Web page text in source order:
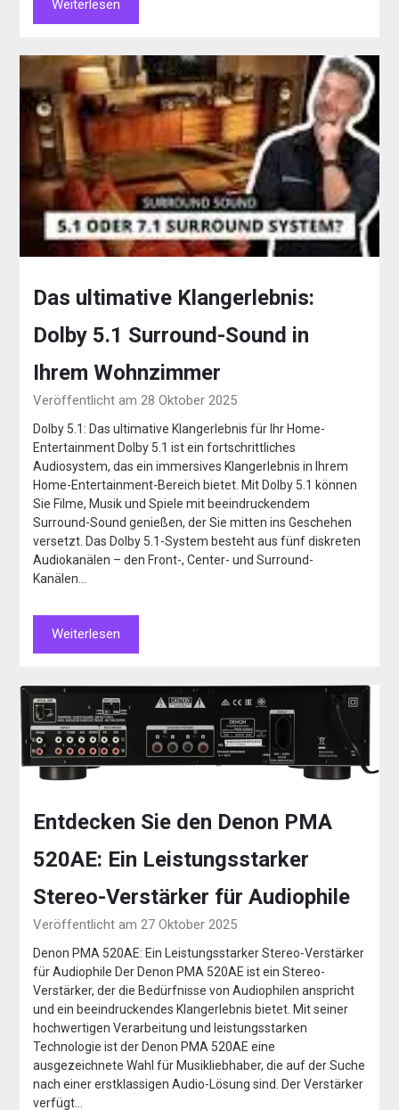
Weiterlesen
Das ultimative Klangerlebnis:
Dolby 5.1 Surround-Sound in
Ihrem Wohnzimmer
Veröffentlicht am 28 Oktober 2025
Dolby 5.1: Das ultimative Klangerlebnis für Ihr Home-
Entertainment Dolby 5.1 ist ein fortschrittliches
Audiosystem, das ein immersives Klangerlebnis in Ihrem
Home-Entertainment-Bereich bietet. Mit Dolby 5.1 können
Sie Filme, Musik und Spiele mit beeindruckendem
Surround-Sound genießen, der Sie mitten ins Geschehen
versetzt. Das Dolby 5.1-System besteht aus fünf diskreten
Audiokanälen – den Front-, Center- und Surround-
Kanälen…
Weiterlesen
Entdecken Sie den Denon PMA
520AE: Ein Leistungsstarker
Stereo-Verstärker für Audiophile
Veröffentlicht am 27 Oktober 2025
Denon PMA 520AE: Ein Leistungsstarker Stereo-Verstärker
für Audiophile Der Denon PMA 520AE ist ein Stereo-
Verstärker, der die Bedürfnisse von Audiophilen anspricht
und ein beeindruckendes Klangerlebnis bietet. Mit seiner
hochwertigen Verarbeitung und leistungsstarken
Technologie ist der Denon PMA 520AE eine
ausgezeichnete Wahl für Musikliebhaber, die auf der Suche
nach einer erstklassigen Audio-Lösung sind. Der Verstärker
verfügt…